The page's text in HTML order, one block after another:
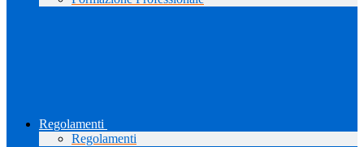
Regolamenti
Regolamenti